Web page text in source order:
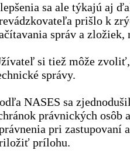
sa ale týkajú aj
prišlo k
správ a zložiek,
si tiež môže
správy.
NASES sa
právnických
pri zastupovaní
prílohu.